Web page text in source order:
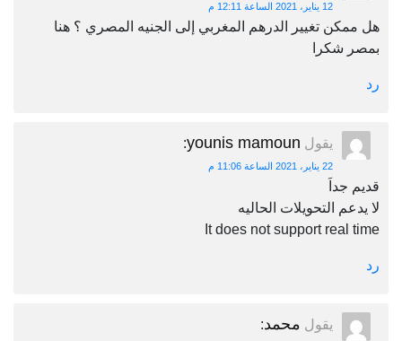
12 يناير، 2021 الساعة 12:11 م
هل ممكن تغيير الدرهم المغربي إلى الجنيه المصري ؟ هنا
بمصر شكرا
رد
يقول younis mamoun
:
22 يناير، 2021 الساعة 11:06 م
قديم جداَ
لا يدعم التحويلات الحاليه
It does not support real time
رد
يقول محمد: